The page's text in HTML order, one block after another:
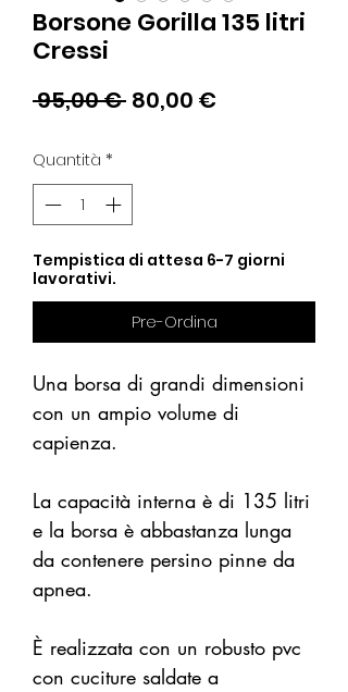
Borsone Gorilla 135 litri
Cressi
95,00 € Prezzo
80,00 €Prezzo
Quantità *
Tempistica di attesa 6-7 giorni
lavorativi.
Pre-Ordina
Una borsa di grandi dimensioni
con un ampio volume di
capienza.
La capacità interna è di 135 litri
e la borsa è abbastanza lunga
da contenere persino pinne da
apnea.
È realizzata con un robusto pvc
con cuciture saldate a